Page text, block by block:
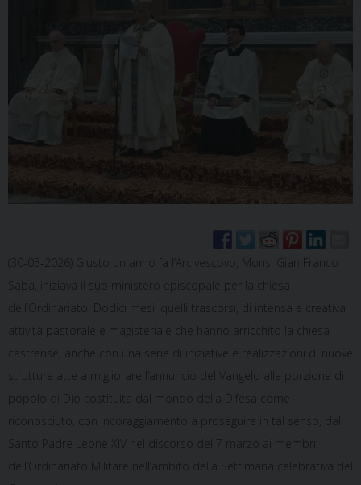
(30-05-2026) Giusto un anno fa l’Arcivescovo, Mons. Gian Franco
Saba, iniziava il suo ministero episcopale per la chiesa
dell’Ordinariato. Dodici mesi, quelli trascorsi, di intensa e creativa
attività pastorale e magisteriale che hanno arricchito la chiesa
castrense, anche con una serie di iniziative e realizzazioni di nuove
strutture atte a migliorare l’annuncio del Vangelo alla porzione di
popolo di Dio costituita dal mondo della Difesa come
riconosciuto, con incoraggiamento a proseguire in tal senso, dal
Santo Padre Leone XIV nel discorso del 7 marzo ai membri
dell’Ordinariato Militare nell’ambito della Settimana celebrativa del